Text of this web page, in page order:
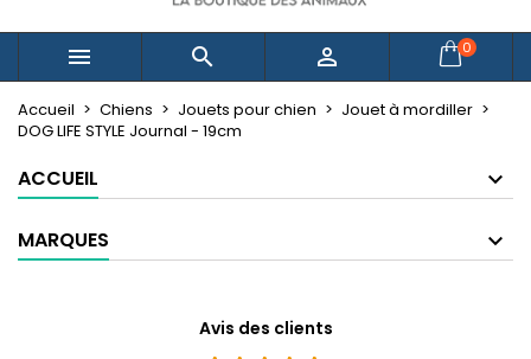
   0
Accueil Chiens Jouets pour chien
Jouet à mordiller
DOG LIFE STYLE Journal - 19cm
ACCUEIL
MARQUES
Avis des clients
add_circle_outline Créer une nouvelle liste
Annuler Créer une liste d'envies
Annuler Connexion